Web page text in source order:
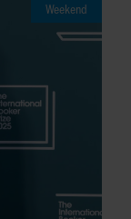
Weekend